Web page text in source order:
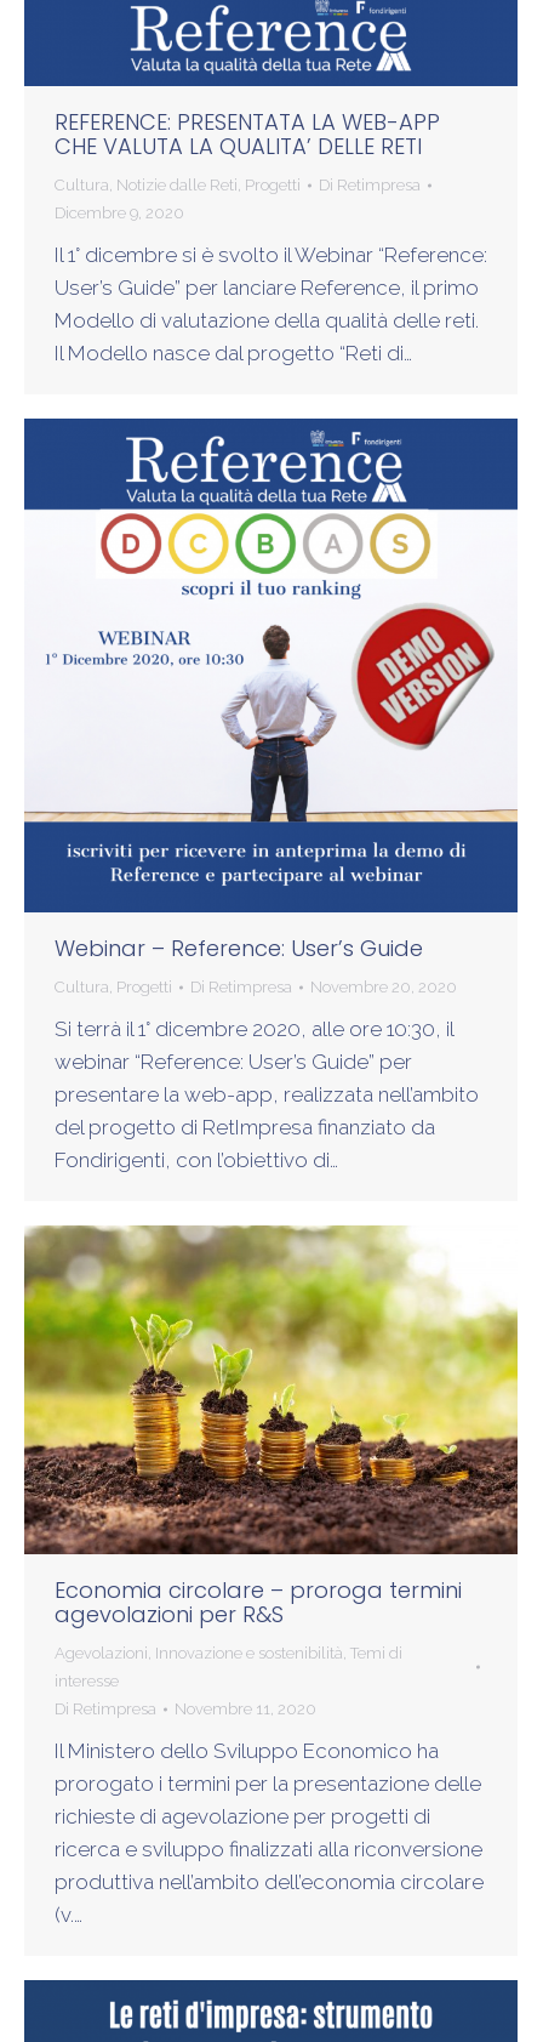
REFERENCE: PRESENTATA LA WEB-APP
CHE VALUTA LA QUALITA’ DELLE RETI
Cultura, Notizie dalle Reti, Progetti Di Retimpresa
Dicembre 9, 2020
Il 1° dicembre si è svolto il Webinar “Reference:
User’s Guide” per lanciare Reference, il primo
Modello di valutazione della qualità delle reti.
Il Modello nasce dal progetto “Reti di…
Webinar – Reference: User’s Guide
Cultura, Progetti Di Retimpresa Novembre 20, 2020
Si terrà il 1° dicembre 2020, alle ore 10:30, il
webinar “Reference: User’s Guide” per
presentare la web-app, realizzata nell’ambito
del progetto di RetImpresa finanziato da
Fondirigenti, con l’obiettivo di…
Economia circolare – proroga termini
agevolazioni per R&S
Agevolazioni, Innovazione e sostenibilità, Temi di
interesse
Di Retimpresa Novembre 11, 2020
Il Ministero dello Sviluppo Economico ha
prorogato i termini per la presentazione delle
richieste di agevolazione per progetti di
ricerca e sviluppo finalizzati alla riconversione
produttiva nell’ambito dell’economia circolare
(v.…